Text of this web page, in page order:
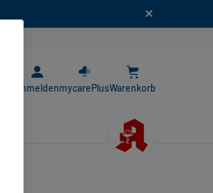
AnmeldenmycarePlusWarenkorb